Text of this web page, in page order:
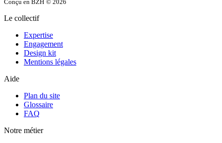
Conçu en BZH © 2026
Le collectif
Expertise
Engagement
Design kit
Mentions légales
Aide
Plan du site
Glossaire
FAQ
Notre métier